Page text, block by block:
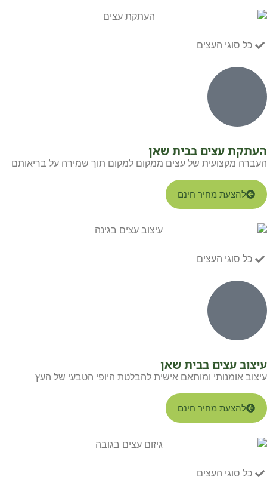
כל סוגי העצים
העתקת עצים בבית שאן
העברה מקצועית של עצים ממקום למקום תוך שמירה על בריאותם
להצעת מחיר חינם
כל סוגי העצים
עיצוב עצים בבית שאן
עיצוב אומנותי ומותאם אישית להבלטת היופי הטבעי של העץ
להצעת מחיר חינם
כל סוגי העצים